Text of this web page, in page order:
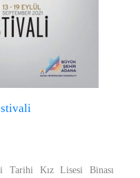
Tarihi Kız Lisesi Binası